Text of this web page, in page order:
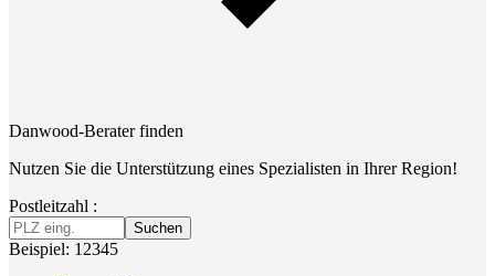
Danwood-Berater finden
Nutzen Sie die Unterstützung eines Spezialisten in Ihrer Region!
Postleitzahl :
Suchen
Beispiel: 12345